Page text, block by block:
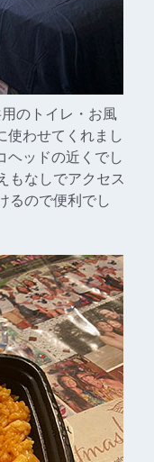
のトイレ・お風
使わせてくれまし
ヘッドの近くでし
もなしでアクセス
るので便利でし